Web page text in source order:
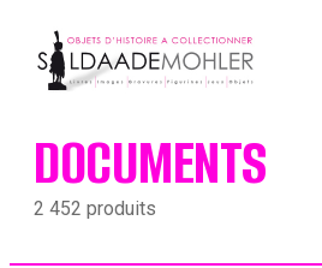
content
DOCUMENTS
2 452 produits